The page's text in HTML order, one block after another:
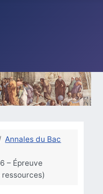
Annales du Bac
– Épreuve